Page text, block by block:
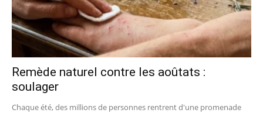
Remède naturel contre les aoûtats :
soulager
Chaque été, des millions de personnes rentrent d'une promenade